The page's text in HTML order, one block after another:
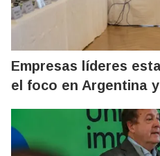
Empresas líderes
el foco en Argentina